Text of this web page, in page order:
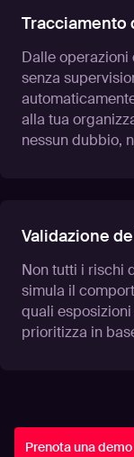
Tracciamento
Dalle
senza
alla tua
nessun dubbio,
Validazione
Non tutti i rischi
simula il
quali
prioritizza in
Prenota una demo